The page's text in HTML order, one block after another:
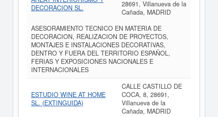
DECORACION SL.
28691, Villanueva de la
Cañada, MADRID
ASESORAMIENTO TECNICO EN MATERIA DE
DECORACION, REALIZACION DE PROYECTOS,
MONTAJES E INSTALACIONES DECORATIVAS,
DENTRO Y FUERA DEL TERRITORIO ESPAÑOL,
FERIAS Y EXPOSICIONES NACIONALES E
INTERNACIONALES
ESTUDIO WINE AT HOME
SL. (EXTINGUIDA)
CALLE CASTILLO DE
COCA, 8, 28691,
Villanueva de la
Cañada, MADRID